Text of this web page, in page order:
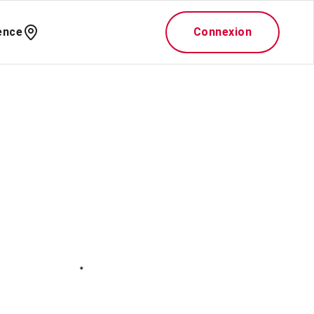
Connexion